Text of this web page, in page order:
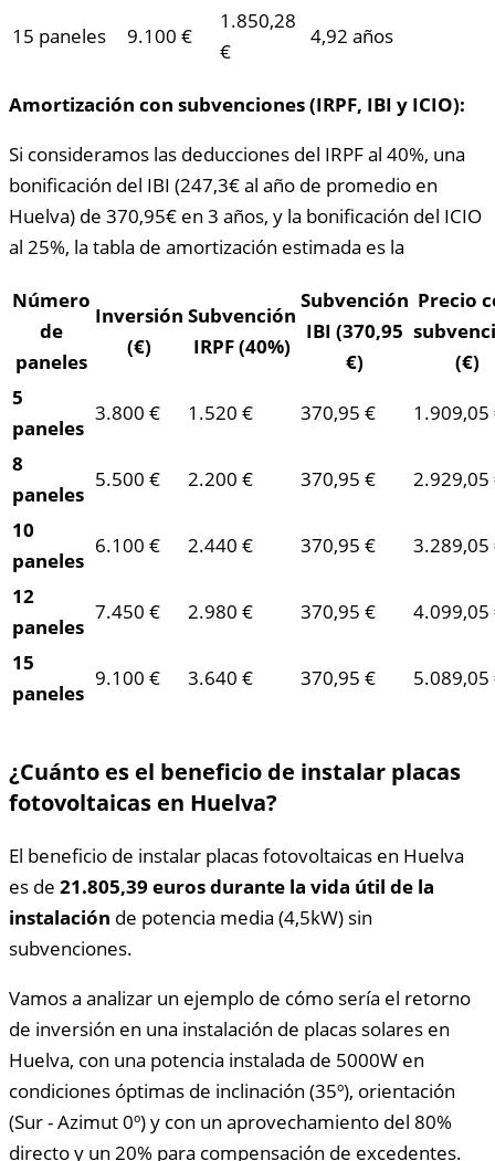
15 paneles 9.100 €
1.850,28
€
4,92 años
Amortización con subvenciones (IRPF, IBI y ICIO):
Si consideramos las deducciones del IRPF al 40%, una
bonificación del IBI (247,3€ al año de promedio en
Huelva) de 370,95€ en 3 años, y la bonificación del ICIO
al 25%, la tabla de amortización estimada es la
Número
de
paneles
Inversión
(€)
Subvención
IRPF (40%)
Subvención
IBI (370,95
€)
Precio
(€)
5
paneles
3.800 € 1.520 € 370,95 €
1.909,05
8
paneles
5.500 € 2.200 € 370,95 €
2.929,05
10
paneles
6.100 € 2.440 € 370,95 €
3.289,05
12
paneles
7.450 € 2.980 € 370,95 €
4.099,05
15
paneles
9.100 € 3.640 € 370,95 € 5.089,05
¿Cuánto es el beneficio de instalar placas
fotovoltaicas en Huelva?
El beneficio de instalar placas fotovoltaicas en Huelva
es de 21.805,39 euros durante la vida útil de la
instalación de potencia media (4,5kW) sin
subvenciones.
Vamos a analizar un ejemplo de cómo sería el retorno
de inversión en una instalación de placas solares en
Huelva, con una potencia instalada de 5000W en
condiciones óptimas de inclinación (35º), orientación
(Sur - Azimut 0º) y con un aprovechamiento del 80%
directo y un 20% para compensación de excedentes.